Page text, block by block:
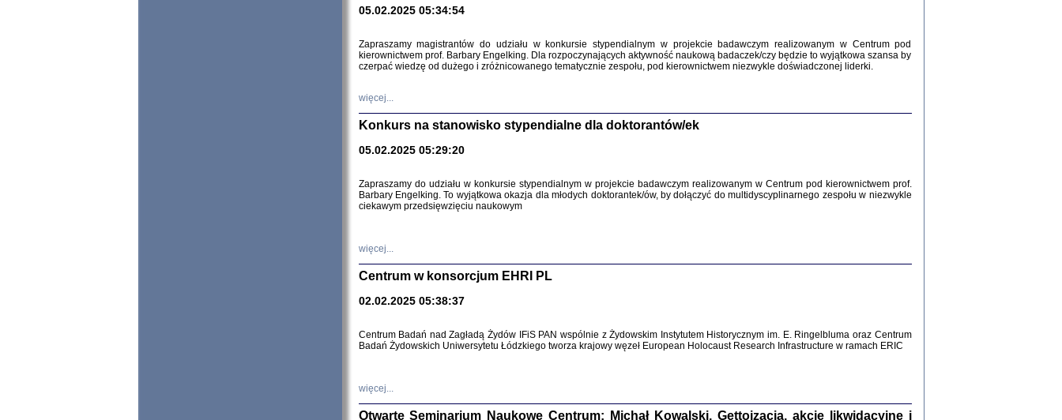
Warszawa 2016
SZCZĘŚCIE JEST POSIADAĆ DOM POD ZIEMIĄ ...
05.02.2025 05:34:54
Zapraszamy magistrantów do udziału w konkursie stypendialnym w projekcie badawczym realizowanym w Centrum pod
kierownictwem prof. Barbary Engelking. Dla rozpoczynających aktywność naukową badaczek/czy będzie to wyjątkowa szansa by
czerpać wiedzę od dużego i zróżnicowanego tematycznie zespołu, pod kierownictwem niezwykle doświadczonej liderki.
więcej...
Konkurs na stanowisko stypendialne dla doktorantów/ek
05.02.2025 05:29:20
Zapraszamy do udziału w konkursie stypendialnym w projekcie badawczym realizowanym w Centrum pod kierownictwem prof.
Barbary Engelking. To wyjątkowa okazja dla młodych doktorantek/ów, by dołączyć do multidyscyplinarnego zespołu w niezwykle
ciekawym przedsięwzięciu naukowym
więcej...
Centrum w konsorcjum EHRI PL
02.02.2025 05:38:37
Centrum Badań nad Zagładą Żydów IFiS PAN wspólnie z Żydowskim Instytutem Historycznym im. E. Ringelbluma oraz Centrum
Badań Żydowskich Uniwersytetu Łódzkiego tworza krajowy węzeł European Holocaust Research Infrastructure w ramach ERIC
więcej...
Otwarte Seminarium Naukowe Centrum: Michał Kowalski, Gettoizacja, akcje likwidacyjne i